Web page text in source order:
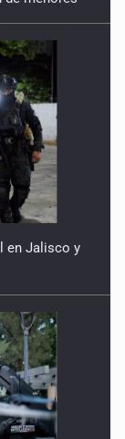
en Jalisco y